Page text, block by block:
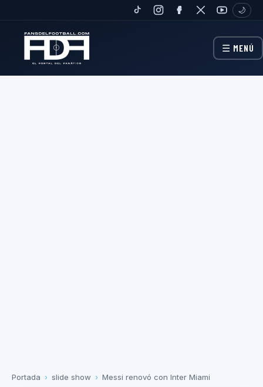
TIKTOKINSTAGRAMFANPAGETWITTERYOUTUBE
🌙
☰ MENÚ
Portada › slide show › Messi renovó con Inter Miami